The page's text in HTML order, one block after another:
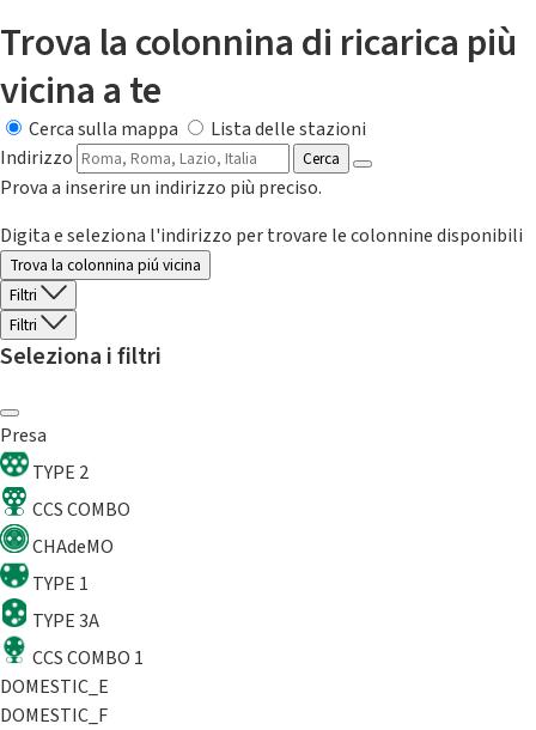
Trova la colonnina di ricarica più
vicina a te
Cerca sulla mappa
Lista delle stazioni
Indirizzo
Cerca
Prova a inserire un indirizzo più preciso.
Digita e seleziona l'indirizzo per trovare le colonnine disponibili
Trova la colonnina piú vicina
Filtri
Filtri
Seleziona i filtri
Presa
TYPE 2
CCS COMBO
CHAdeMO
TYPE 1
TYPE 3A
CCS COMBO 1
DOMESTIC_E
DOMESTIC_F